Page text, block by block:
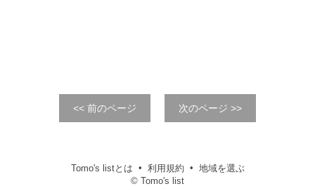
<< 前のページ 次のページ >>
Tomo's listとは 利用規約
地域を選ぶ
© Tomo's list